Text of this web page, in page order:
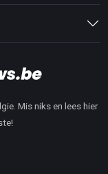
Mis niks en lees hier